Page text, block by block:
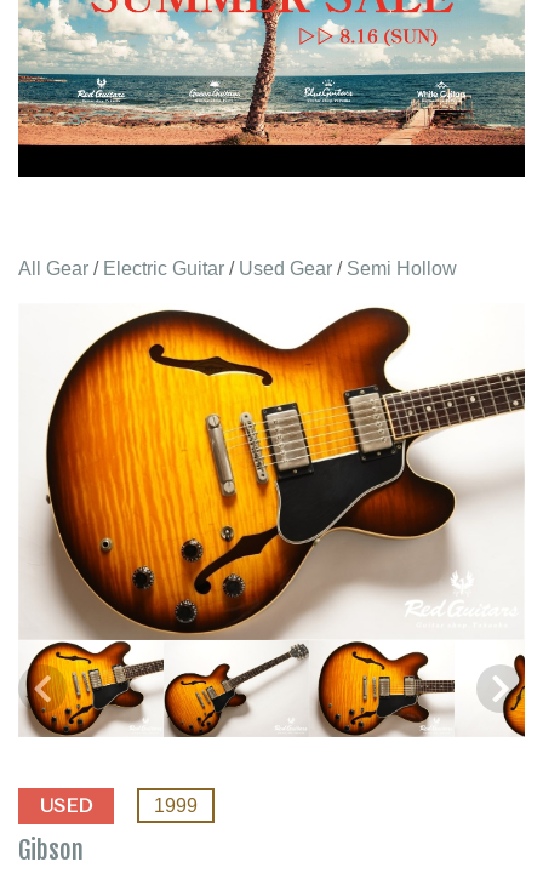
All Gear / Electric Guitar / Used Gear / Semi Hollow
USED 1999
Gibson